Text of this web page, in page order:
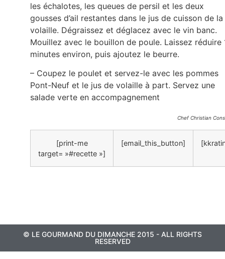
les échalotes, les queues de persil et les deux
gousses d’ail restantes dans le jus de cuisson de la
volaille. Dégraissez et déglacez avec le vin banc.
Mouillez avec le bouillon de poule. Laissez réduire
minutes environ, puis ajoutez le beurre.
– Coupez le poulet et servez-le avec les pommes
Pont-Neuf et le jus de volaille à part. Servez une
salade verte en accompagnement
Chef Christian
[print-me
target= »#recette »]
[email_this_button]
© LE GOURMAND DU DIMANCHE 2015 - ALL RIGHTS
RESERVED